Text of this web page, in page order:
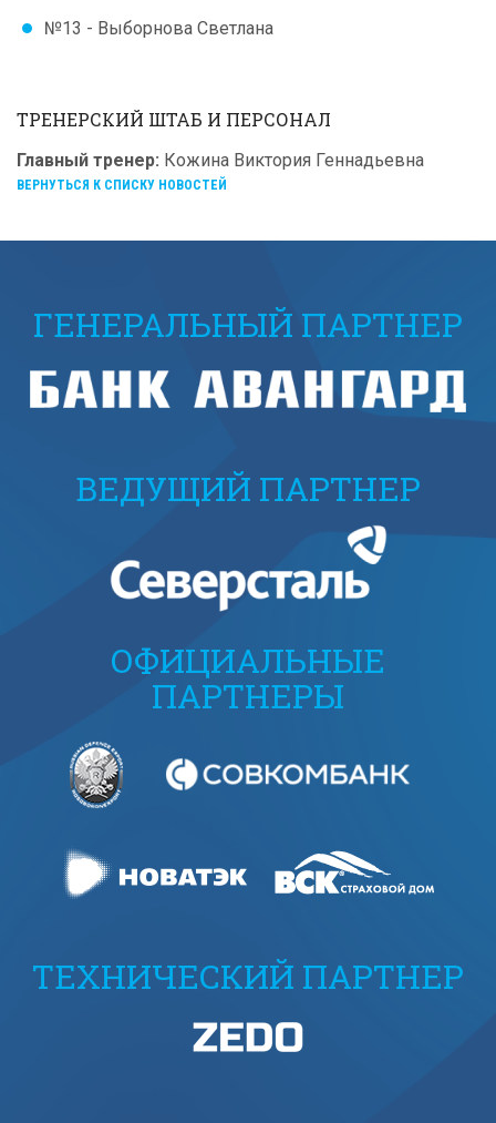
№13 - Выборнова Светлана
ТРЕНЕРСКИЙ ШТАБ И ПЕРСОНАЛ
Главный тренер: Кожина Виктория Геннадьевна
ВЕРНУТЬСЯ К СПИСКУ НОВОСТЕЙ
ГЕНЕРАЛЬНЫЙ ПАРТНЕР
ВЕДУЩИЙ ПАРТНЕР
ОФИЦИАЛЬНЫЕ
ПАРТНЕРЫ
ТЕХНИЧЕСКИЙ ПАРТНЕР